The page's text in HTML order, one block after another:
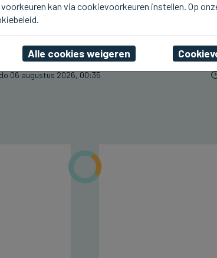
ASSEBROEK
Berkenhof in
pakt uit met
namiddag
06 augustus 2026, 00:35
kan via cookievoorkeuren instellen. Op
Alle cookies weigeren